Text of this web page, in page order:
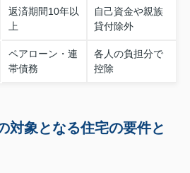
返済期間10年以
上
自己資金や親族
貸付除外
ペアローン・連
帯債務
各人の負担分で
控除
対象となる住宅の要件と